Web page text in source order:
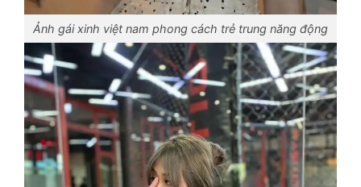
Ảnh gái xinh việt nam phong cách trẻ trung năng động